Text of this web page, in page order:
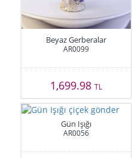
Beyaz Gerberalar
AR0099
1,699.98TL
Gün Işığı
AR0056